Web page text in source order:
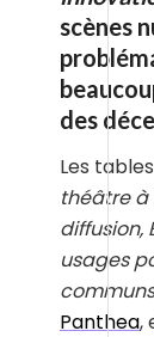
scènes
des
Les
théâtre à
diffusion,
usages
Panthea,